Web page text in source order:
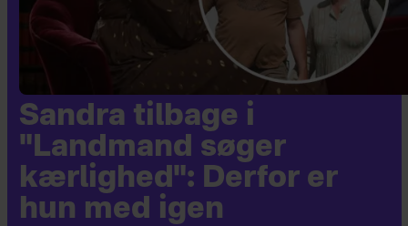
Sandra tilbage i
"Landmand søger
kærlighed": Derfor er
hun med igen